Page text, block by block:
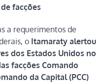
facções
a requerimentos de
o Itamaraty alertou
dos Estados Unidos no
facções Comando
da Capital (PCC)